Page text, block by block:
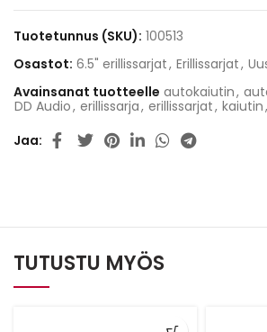
Tuotetunnus (SKU): 100513
Osastot: 6.5" erillissarjat, Erillissarjat,
Avainsanat tuotteelle autokaiutin,
DD Audio, erillissarja, erillissarjat, kaiutin,
Jaa
TUTUSTU MYÖS